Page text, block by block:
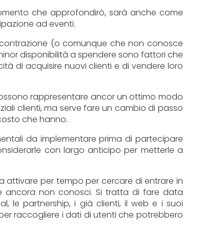
che approfondirò, sarà anche come
ad eventi.
(o comunque che non conosce
disponibilità a spendere sono fattori che
di acquisire nuovi clienti e di vendere loro
rappresentare ancor un ottimo modo
clienti, ma serve fare un cambio di passo
che hanno.
da implementare prima di partecipare
con largo anticipo per metterle a
attivare per tempo per cercare di entrare in
ancora non conosci. Si tratta di fare data
le partnership, i già clienti, il web e i suoi
raccogliere i dati di utenti che potrebbero